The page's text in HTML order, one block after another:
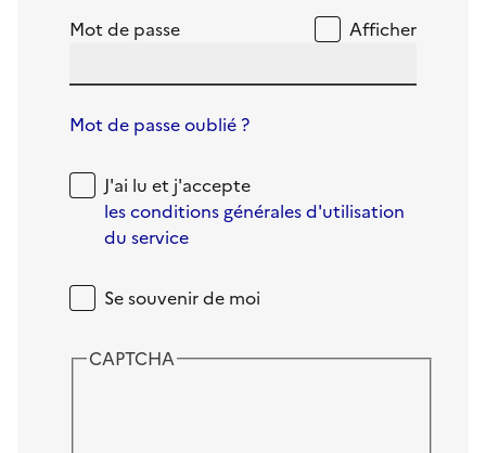
Mot de passe Afficher
Mot de passe oublié ?
J'ai lu et j'accepte
les conditions générales d'utilisation
du service
Se souvenir de moi
CAPTCHA